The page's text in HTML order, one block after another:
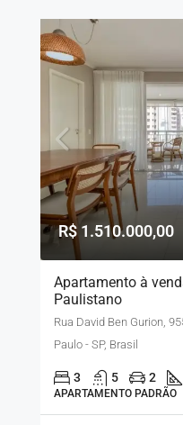
R$ 1.510.000,00
Apartamento à
Paulistano
Rua David Ben Gurion,
Paulo - SP, Brasil
3 5 2
APARTAMENTO PADRÃO